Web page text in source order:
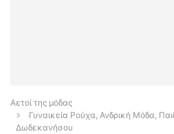
Αετοί της μόδας
Γυναικεία Ρούχα, Ανδρική Μόδα,
Δωδεκανήσου